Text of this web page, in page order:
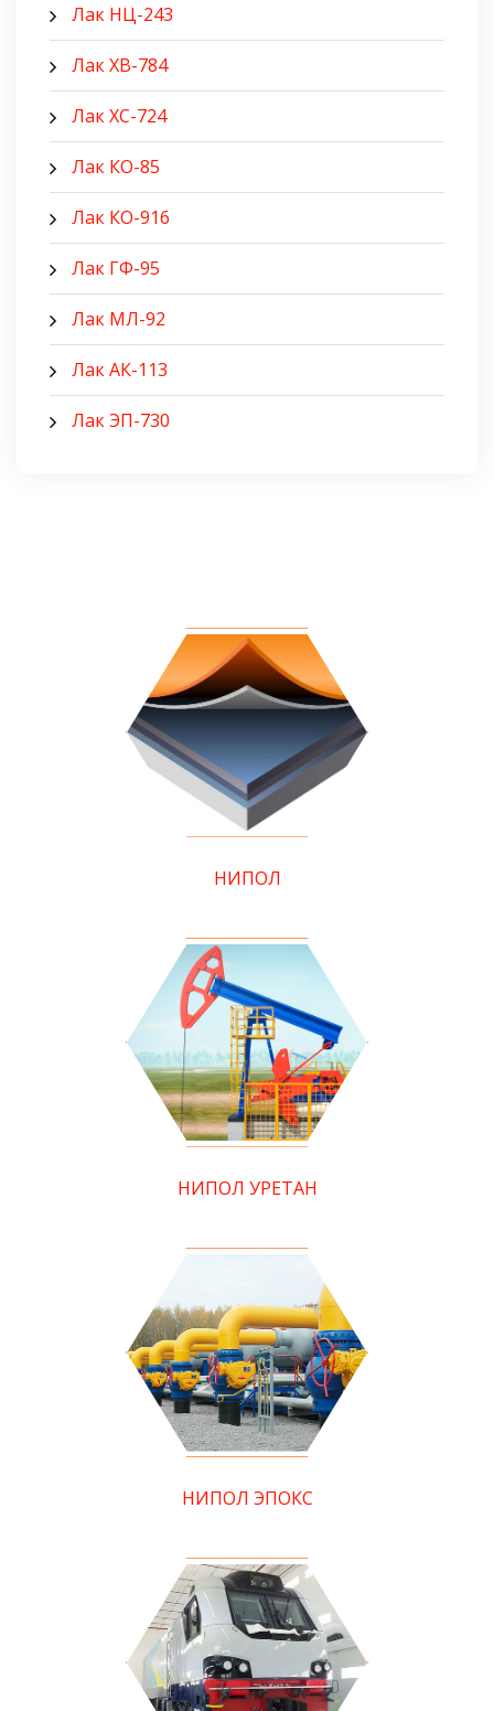
Лак НЦ-243
Лак ХВ-784
Лак ХС-724
Лак КО-85
Лак КО-916
Лак ГФ-95
Лак МЛ-92
Лак АК-113
Лак ЭП-730
НИПОЛ
НИПОЛ УРЕТАН
НИПОЛ ЭПОКС